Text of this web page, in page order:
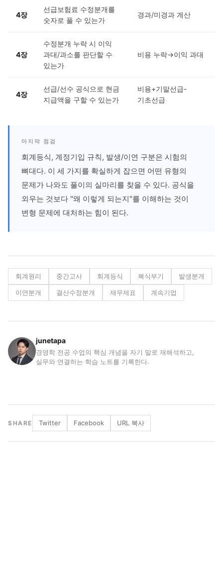
4장
선급보험료 수정분개를
숫자로 풀 수 있는가
경과/미경과 계산
4장
수정분개 누락 시 이익
과대/과소를 판단할 수
있는가
비용 누락→이익 과대
4장
선급/선수 공식으로 현금
지급액을 구할 수 있는가
비용+기말선급-
기초선급
마지막 점검
회계등식, 계정기입 규칙, 발생/이연 구분은 시험의
뼈대다. 이 세 가지를 확실하게 잡으면 어떤 유형의
문제가 나와도 풀이의 실마리를 찾을 수 있다. 공식을
외우는 것보다 "왜 이렇게 되는지"를 이해하는 것이
변형 문제에 대처하는 힘이 된다.
회계원리 중간고사 회계등식 복식부기 발생분개
이연분개 결산수정분개 재무제표 계속기업
junetapa
경영학 전공 수업의 핵심 개념을 자기 말로 재해석하고,
실무와 연결하는 학습 노트를 기록한다.
SHARE Twitter Facebook URL 복사